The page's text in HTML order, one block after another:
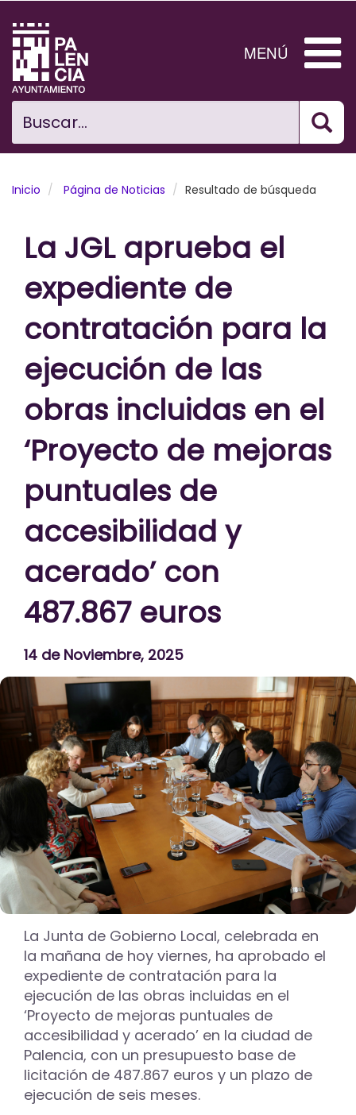
contenido
principal
Buscar...
MENÚ
Ciudad
El Ayuntamiento
Noticias
Areas municipales
Tramita
Inicio Página de Noticias Resultado de búsqueda
La JGL aprueba el
expediente de
contratación para la
ejecución de las
obras incluidas en el
‘Proyecto de mejoras
puntuales de
accesibilidad y
acerado’ con
487.867 euros
14 de Noviembre, 2025
La Junta de Gobierno Local, celebrada en
la mañana de hoy viernes, ha aprobado el
expediente de contratación para la
ejecución de las obras incluidas en el
‘Proyecto de mejoras puntuales de
accesibilidad y acerado’ en la ciudad de
Palencia, con un presupuesto base de
licitación de 487.867 euros y un plazo de
ejecución de seis meses.